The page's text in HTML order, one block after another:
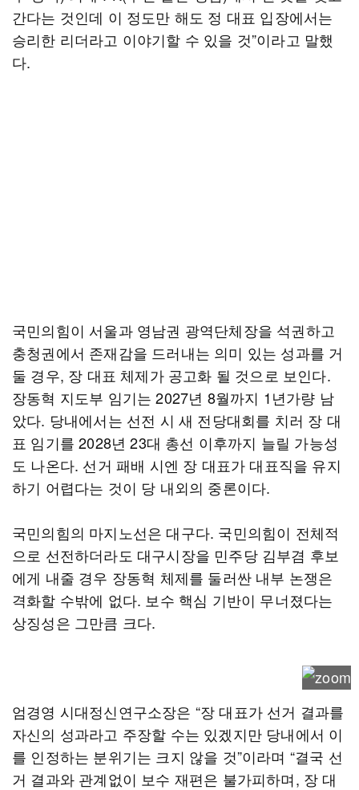
간다는 것인데 이 정도만 해도 정 대표 입장에서는
승리한 리더라고 이야기할 수 있을 것”이라고 말했
다.
국민의힘이 서울과 영남권 광역단체장을 석권하고
충청권에서 존재감을 드러내는 의미 있는 성과를 거
둘 경우, 장 대표 체제가 공고화 될 것으로 보인다.
장동혁 지도부 임기는 2027년 8월까지 1년가량 남
았다. 당내에서는 선전 시 새 전당대회를 치러 장 대
표 임기를 2028년 23대 총선 이후까지 늘릴 가능성
도 나온다. 선거 패배 시엔 장 대표가 대표직을 유지
하기 어렵다는 것이 당 내외의 중론이다.
국민의힘의 마지노선은 대구다. 국민의힘이 전체적
으로 선전하더라도 대구시장을 민주당 김부겸 후보
에게 내줄 경우 장동혁 체제를 둘러싼 내부 논쟁은
격화할 수밖에 없다. 보수 핵심 기반이 무너졌다는
상징성은 그만큼 크다.
엄경영 시대정신연구소장은 “장 대표가 선거 결과를
자신의 성과라고 주장할 수는 있겠지만 당내에서 이
를 인정하는 분위기는 크지 않을 것”이라며 “결국 선
거 결과와 관계없이 보수 재편은 불가피하며, 장 대